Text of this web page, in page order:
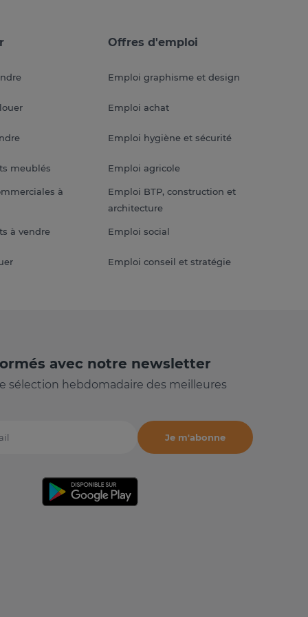
meublés
à
à vendre
Offres d'emploi
Emploi graphisme et design
Emploi achat
Emploi hygiène et sécurité
Emploi agricole
Emploi BTP, construction et
architecture
Emploi social
Emploi conseil et stratégie
avec notre newsletter
sélection hebdomadaire des meilleures
Je m'abonne